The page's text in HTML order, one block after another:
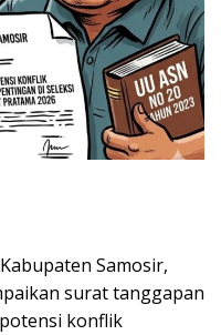
Samosir,
surat tanggapan
konflik